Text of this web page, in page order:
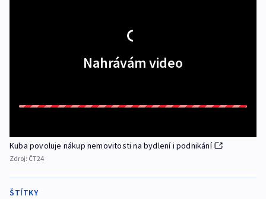
Nahrávám video
Kuba povoluje nákup nemovitosti na bydlení i podnikání
Zdroj: ČT24
ŠTÍTKY